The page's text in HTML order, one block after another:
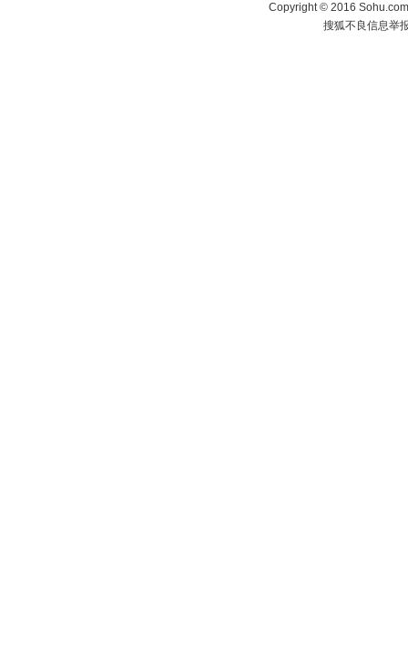
Copyright©2016
搜狐不良信息举